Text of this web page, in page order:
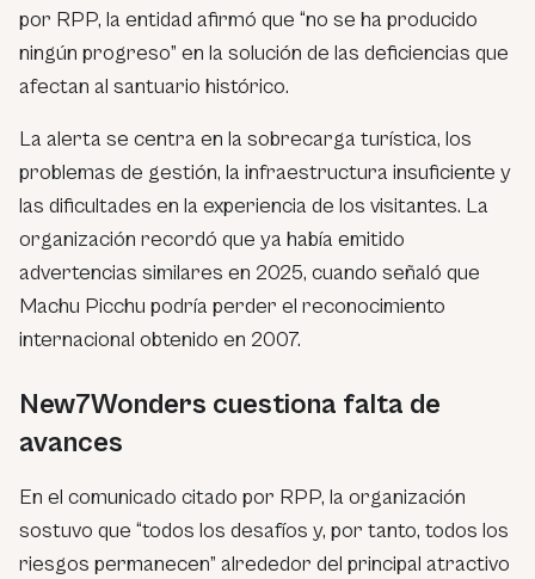
por RPP, la entidad afirmó que “no se ha producido
ningún progreso” en la solución de las deficiencias que
afectan al santuario histórico.
La alerta se centra en la sobrecarga turística, los
problemas de gestión, la infraestructura insuficiente y
las dificultades en la experiencia de los visitantes. La
organización recordó que ya había emitido
advertencias similares en 2025, cuando señaló que
Machu Picchu podría perder el reconocimiento
internacional obtenido en 2007.
New7Wonders cuestiona falta de
avances
En el comunicado citado por RPP, la organización
sostuvo que “todos los desafíos y, por tanto, todos los
riesgos permanecen” alrededor del principal atractivo